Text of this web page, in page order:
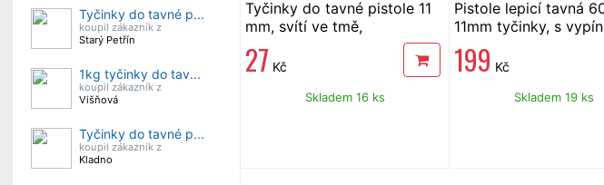
Tyčinky do tavné p...
koupil zákazník z
Starý Petřín
1kg tyčinky do tav...
koupil zákazník z
Višňová
Tyčinky do tavné p...
koupil zákazník z
Kladno
Tyčinky do tavné pistole 11
mm, svítí ve tmě,
27 Kč
Skladem 16 ks
Pistole lepicí tavná
11mm tyčinky, s
199 Kč
Skladem 19 ks